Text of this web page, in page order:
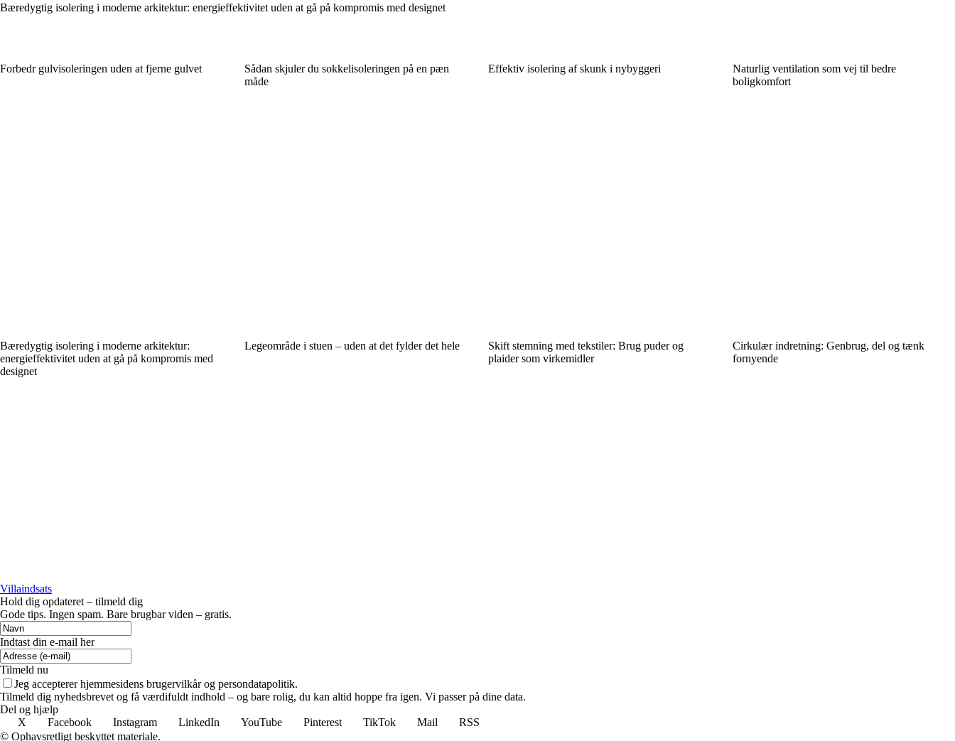
Bæredygtig isolering i moderne arkitektur: energieffektivitet uden at gå på kompromis med designet
Forbedr gulvisoleringen uden at fjerne gulvet
Sådan skjuler du sokkelisoleringen på en pæn
måde
Effektiv isolering af skunk i nybyggeri
Naturlig ventilation som vej til bedre
boligkomfort
Bæredygtig isolering i moderne arkitektur:
energieffektivitet uden at gå på kompromis med
designet
Legeområde i stuen – uden at det fylder det hele
Skift stemning med tekstiler: Brug puder og
plaider som virkemidler
Cirkulær indretning: Genbrug, del og tænk
fornyende
Villaindsats
Hold dig opdateret – tilmeld dig
Gode tips. Ingen spam. Bare brugbar viden – gratis.
Indtast din e-mail her
Tilmeld nu
Jeg accepterer hjemmesidens brugervilkår og persondatapolitik.
Tilmeld dig nyhedsbrevet og få værdifuldt indhold – og bare rolig, du kan altid hoppe fra igen. Vi passer på dine data.
Del og hjælp
X
Facebook Instagram LinkedIn YouTube Pinterest TikTok Mail
RSS
© Ophavsretligt beskyttet materiale.